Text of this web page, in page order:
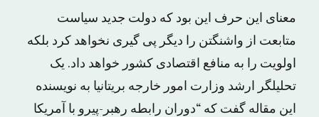
معنای این حرف این بود که دولت جدید سیاست
متابعت از واشنگتن را دیگر پی گیری نخواهد کرد بلکه
اولویت را به منافع اقتصادی کشور خواهد داد. یک
تحلیلگر ارشد وزارت امور خارجه بریتانیا به نویسنده
این مقاله گفت که “دوران رابطه رهبر-پیرو با آمریکا